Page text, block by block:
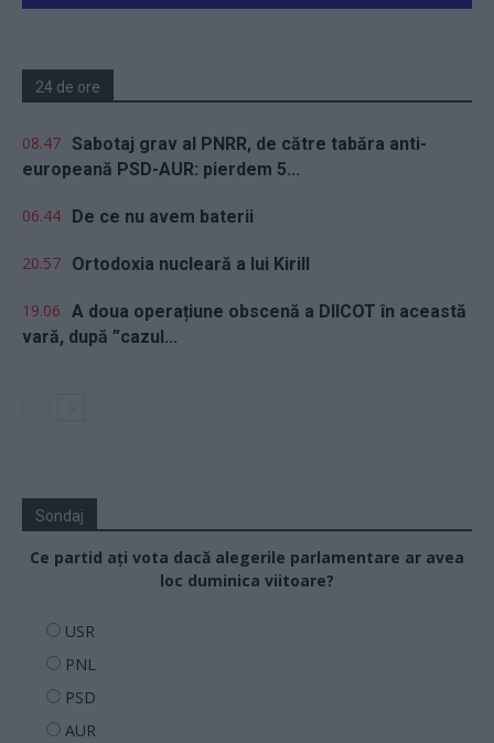
24 de ore
08.47 Sabotaj grav al PNRR, de către tabăra anti-
europeană PSD-AUR: pierdem 5...
06.44 De ce nu avem baterii
20.57 Ortodoxia nucleară a lui Kirill
19.06 A doua operațiune obscenă a DIICOT în această
vară, după ”cazul...
Sondaj
Ce partid ați vota dacă alegerile parlamentare ar avea
loc duminica viitoare?
USR
PNL
PSD
AUR